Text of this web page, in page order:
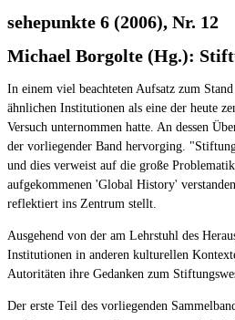
sehepunkte 6 (2006), Nr. 12
Michael Borgolte (Hg.):
In einem viel beachteten Aufsatz zum
ähnlichen Institutionen als eine der heute
Versuch unternommen hatte. An dessen
der vorliegender Band hervorging.
und dies verweist auf die große
aufgekommenen 'Global History'
reflektiert ins Zentrum stellt.
Ausgehend von der am Lehrstuhl des
Institutionen in anderen kulturellen
Autoritäten ihre Gedanken zum
Der erste Teil des vorliegenden